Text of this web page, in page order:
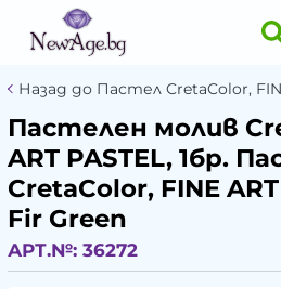
Назад до Пастел CretaColor,
Пастелен молив
ART PASTEL, 1бр.
CretaColor, FINE
Fir Green
АРТ.№: 36272